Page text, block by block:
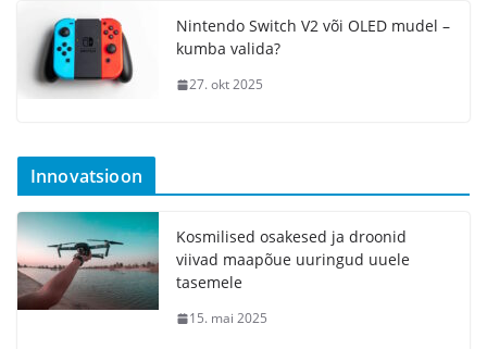
Nintendo Switch V2 või OLED mudel –
kumba valida?
27. okt 2025
Innovatsioon
Kosmilised osakesed ja droonid
viivad maapõue uuringud uuele
tasemele
15. mai 2025